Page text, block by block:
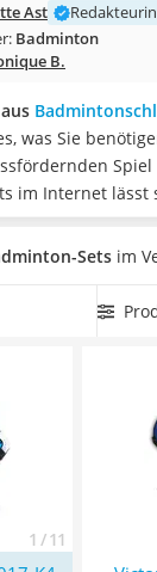
Ast
Redakteurin
Badminton
B.
was Sie
Spiel
im Internet lässt
spielen.
Netz gespielt.
die Saiten,
das Modell
Sets im
1 / 11